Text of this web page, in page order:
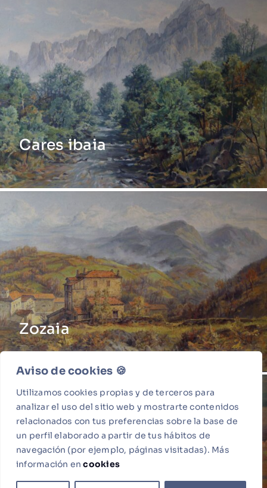
Aviso de cookies 🍪​
Utilizamos cookies propias y de terceros para
analizar el uso del sitio web y mostrarte contenidos
relacionados con tus preferencias sobre la base de
un perfil elaborado a partir de tus hábitos de
navegación (por ejemplo, páginas visitadas). Más
información encookies
Cares ibaia
Zozaia